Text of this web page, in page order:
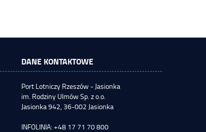
DANE KONTAKTOWE
Port Lotniczy Rzeszów - Jasionka
im. Rodziny Ulmów Sp. z o.o.
Jasionka 942, 36-002 Jasionka
INFOLINIA: +48 17 71 70 800